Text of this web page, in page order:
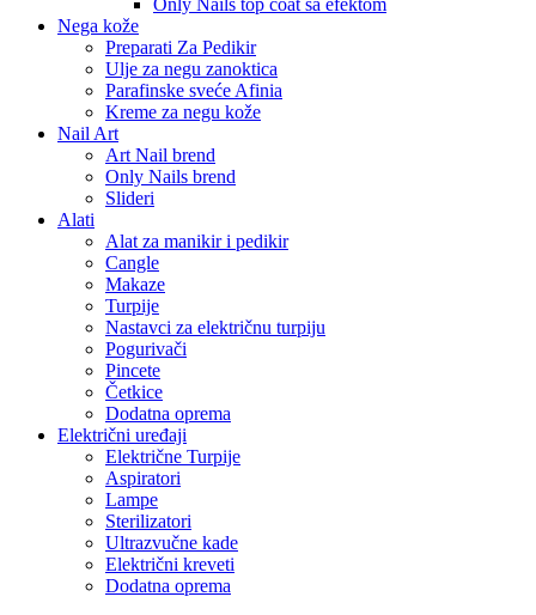
Only Nails top coat sa efektom
Nega kože
Preparati Za Pedikir
Ulje za negu zanoktica
Parafinske sveće Afinia
Kreme za negu kože
Nail Art
Art Nail brend
Only Nails brend
Slideri
Alati
Alat za manikir i pedikir
Cangle
Makaze
Turpije
Nastavci za električnu turpiju
Pogurivači
Pincete
Četkice
Dodatna oprema
Električni uređaji
Električne Turpije
Aspiratori
Lampe
Sterilizatori
Ultrazvučne kade
Električni kreveti
Dodatna oprema